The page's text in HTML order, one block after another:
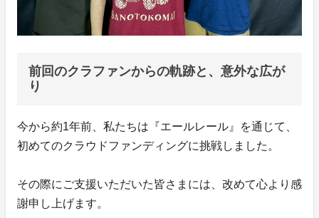
前回のクラファンからの軌跡と、意外な広が
り
今から約1年前、私たちは『エールレール』を通じて、
初めてのクラウドファンディングに挑戦しました。
その際にご支援いただいた皆さまには、改めて心より感
謝申し上げます。